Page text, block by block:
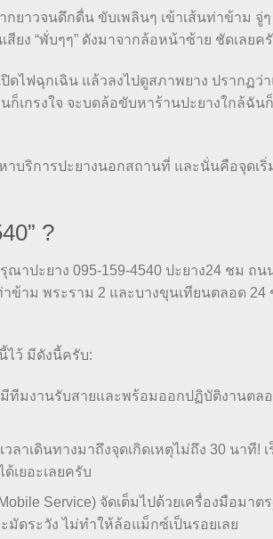
ยาวจนดึกดื่น ขับเพลินๆ เข้าเส้นท่าข้าม จู่
ยง “พั่บๆๆ” ดังมาจากล้อหน้าซ้าย ชัดเลย
ดไฟฉุกเฉิน แล้วลงไปดูสภาพยาง ปรากฏว่
ก็เกรงใจ จะบดล้อขับหาร้านปะยางใกล้ฉัน
บริการปะยางนอกสถานที่ และนั่นคือจุดเริ่
?
าปะยาง 095-159-4540 ปะยาง24 ชม ถ
าม พระราม 2 และบางขุนเทียนตลอด
ไว้ มีดังนี้ครับ:
มงานรับสายและพร้อมออกปฏิบัติงานตล
ลาเดินทางมาถึงจุดเกิดเหตุไม่ถึง 30 นาที!
เยอะเลยครับ
Service) จัดเต็มไปด้วยเครื่องมือมา
ดระวัง ไม่ทำให้ล้อแม็กซ์เป็นรอยเลย